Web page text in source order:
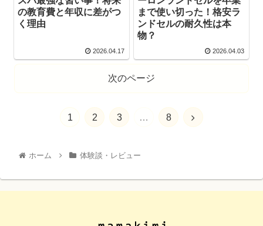
の教育費と年収に差がつ
く理由
2026.04.17
まで使い切った！格安ラ
ンドセルの耐久性は本
物？
2026.04.03
次のページ
1 2 3 … 8
ホーム 体験談・レビュー